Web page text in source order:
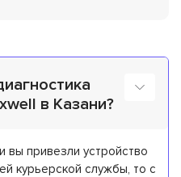
в Казани?
вы привезли устройство
курьерской службы, то с